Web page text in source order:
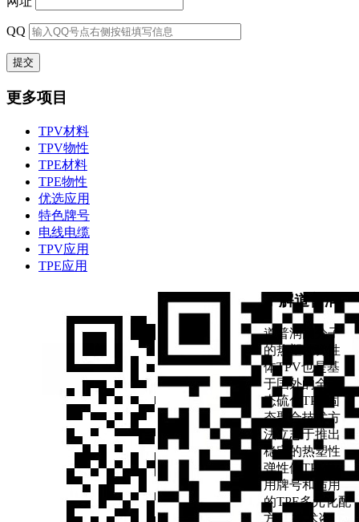
QQ
更多项目
TPV材料
TPV物性
TPE材料
TPE物性
优选应用
特色牌号
电线电缆
TPV应用
TPE应用
了解道普润
道普润高分子
的热塑性弹性
体TPV也是基
于国外的全动
态硫化TPV固
态聚合技术方
法立志于推出
稳定的热塑性
弹性体TPV应
用牌号和适用
的TPE多元化配
方。 技术咨